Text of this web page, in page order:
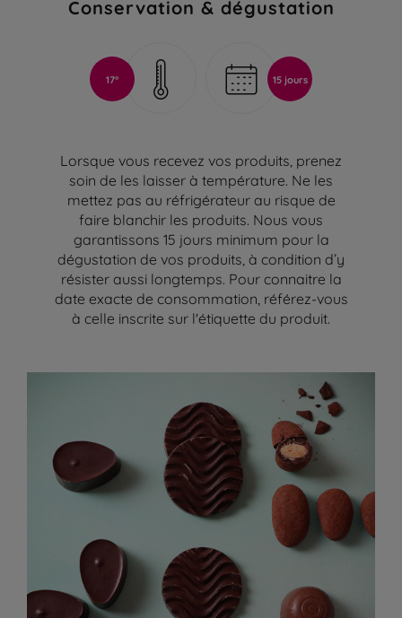
Conservation & dégustation
17° 15 jours
Lorsque vous recevez vos produits, prenez
soin de les laisser à température. Ne les
mettez pas au réfrigérateur au risque de
faire blanchir les produits. Nous vous
garantissons 15 jours minimum pour la
dégustation de vos produits, à condition d’y
résister aussi longtemps. Pour connaitre la
date exacte de consommation, référez-vous
à celle inscrite sur l'étiquette du produit.